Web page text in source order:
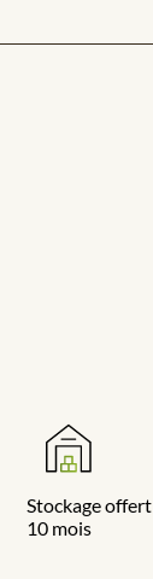
Stockage offert
10 mois